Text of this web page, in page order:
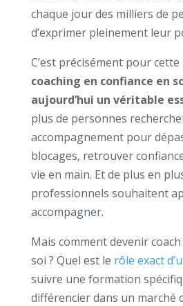
chaque jour des milliers de
d’exprimer pleinement leur
C’est précisément pour
coaching en confiance en
aujourd’hui un véritable
plus de personnes
accompagnement pour
blocages, retrouver
vie en main. Et de plus en
professionnels souhaitent
accompagner.
Mais comment devenir
soi ? Quel est le rôle exact
suivre une formation
différencier dans un marché